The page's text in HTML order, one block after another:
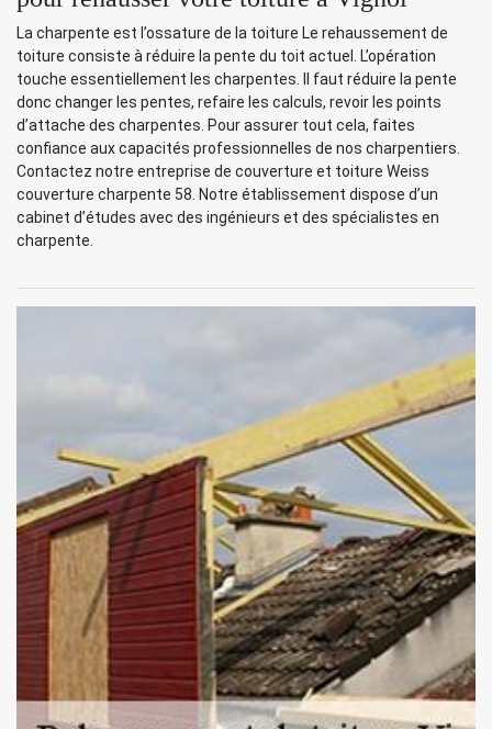
La charpente est l’ossature de la toiture Le rehaussement de
toiture consiste à réduire la pente du toit actuel. L’opération
touche essentiellement les charpentes. Il faut réduire la pente
donc changer les pentes, refaire les calculs, revoir les points
d’attache des charpentes. Pour assurer tout cela, faites
confiance aux capacités professionnelles de nos charpentiers.
Contactez notre entreprise de couverture et toiture Weiss
couverture charpente 58. Notre établissement dispose d’un
cabinet d’études avec des ingénieurs et des spécialistes en
charpente.